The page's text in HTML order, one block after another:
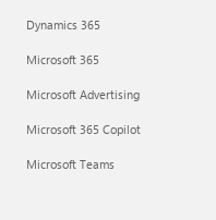
Dynamics 365
Microsoft 365
Microsoft Advertising
Microsoft 365 Copilot
Microsoft Teams